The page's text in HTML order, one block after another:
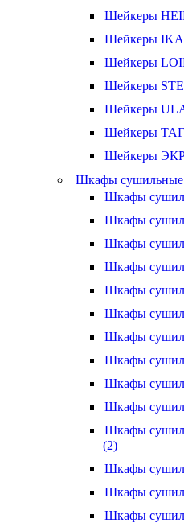
Шейкеры
Шейкеры IKA
Шейкеры
Шейкеры
Шейкеры
Шейкеры
Шейкеры
Шкафы сушильные
Шкафы
Шкафы
Шкафы
Шкафы
Шкафы
Шкафы
Шкафы
Шкафы
Шкафы
Шкафы
Шкафы
(2)
Шкафы
Шкафы
Шкафы